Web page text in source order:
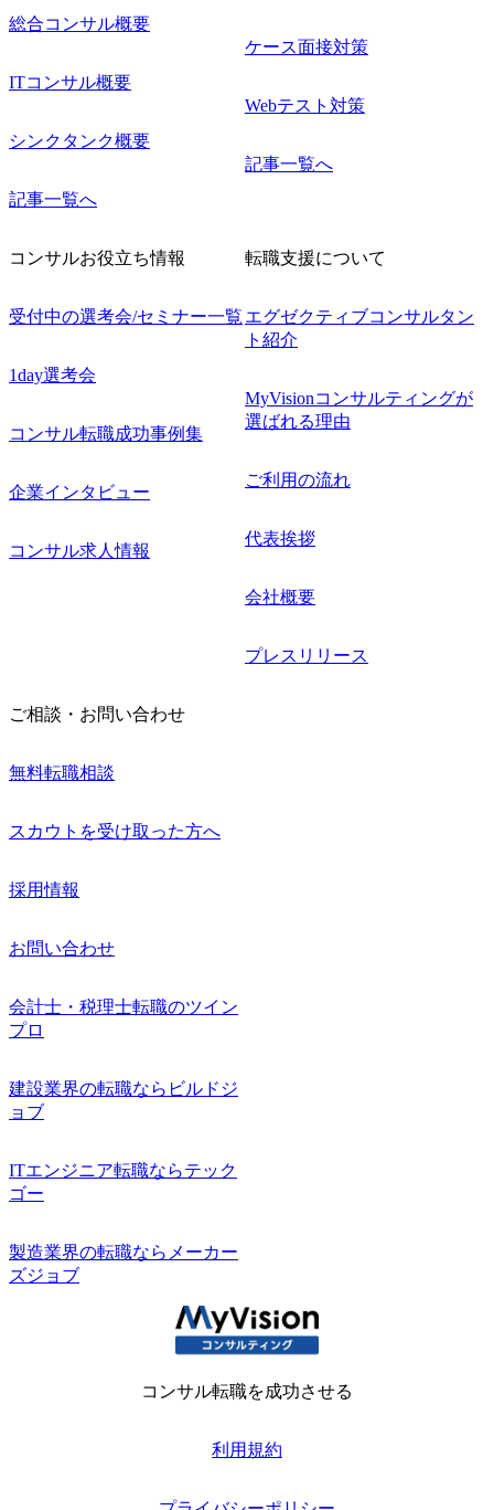
総合コンサル概要
ITコンサル概要
シンクタンク概要
記事一覧へ
ケース面接対策
Webテスト対策
記事一覧へ
コンサルお役立ち情報
受付中の選考会/セミナー一覧
1day選考会
コンサル転職成功事例集
企業インタビュー
コンサル求人情報
転職支援について
エグゼクティブコンサルタン
ト紹介
MyVisionコンサルティングが
選ばれる理由
ご利用の流れ
代表挨拶
会社概要
プレスリリース
ご相談・お問い合わせ
無料転職相談
スカウトを受け取った方へ
採用情報
お問い合わせ
会計士・税理士転職のツイン
プロ
建設業界の転職ならビルドジ
ョブ
ITエンジニア転職ならテック
ゴー
製造業界の転職ならメーカー
ズジョブ
コンサル転職を成功させる
利用規約